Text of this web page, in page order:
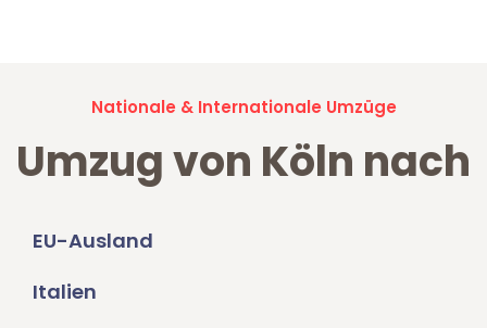
Nationale & Internationale Umzüge
Umzug von Köln nach
EU-Ausland
Italien